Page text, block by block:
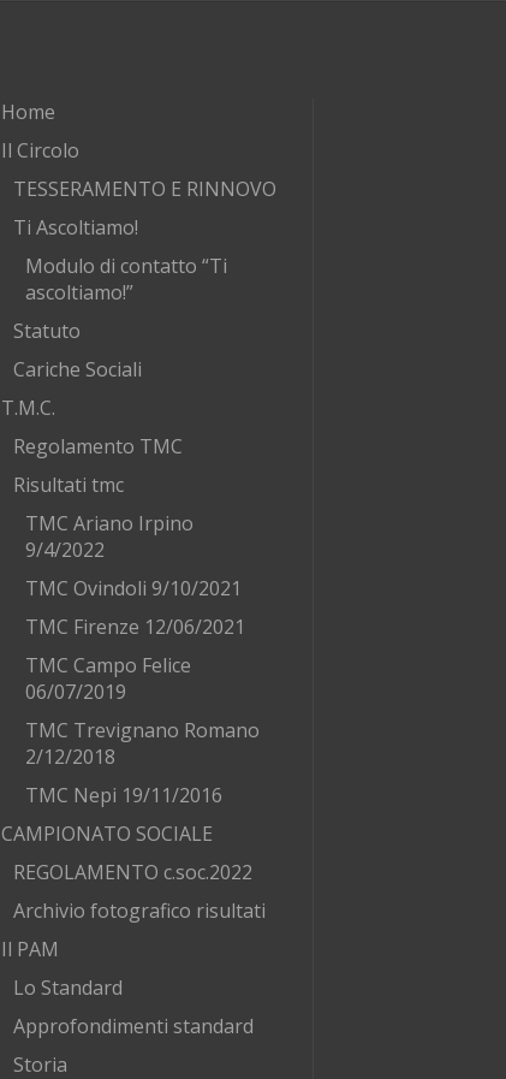
Home
Il Circolo
TESSERAMENTO E RINNOVO
Ti Ascoltiamo!
Modulo di contatto “Ti
ascoltiamo!”
Statuto
Cariche Sociali
T.M.C.
Regolamento TMC
Risultati tmc
TMC Ariano Irpino
9/4/2022
TMC Ovindoli 9/10/2021
TMC Firenze 12/06/2021
TMC Campo Felice
06/07/2019
TMC Trevignano Romano
2/12/2018
TMC Nepi 19/11/2016
CAMPIONATO SOCIALE
REGOLAMENTO c.soc.2022
Archivio fotografico risultati
Il PAM
Lo Standard
Approfondimenti standard
Storia